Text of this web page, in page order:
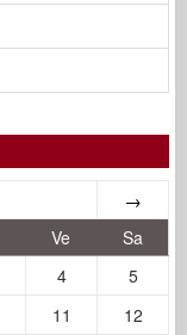
→
Ve
Sa
4
5
11 12